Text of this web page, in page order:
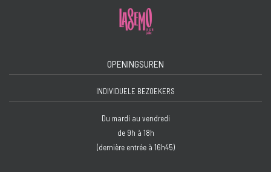
OPENINGSUREN
INDIVIDUELE BEZOEKERS
Du mardi au vendredi
de 9h à 18h
(dernière entrée à 16h45)